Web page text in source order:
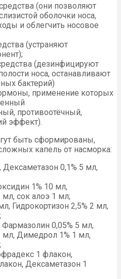
(они позволяют
оболочки носа,
и облегчить носовое
(устраняют
(дезинфицируют
носа, останавливают
бактерий)
применение которых
противоотёчный,
эффект).
быть сформированы,
капель от насморка:
Дексаметазон 0,1% 5 мл,
1% 10 мл,
мл, сок алоэ 1 мл;
Гидрокортизон 2,5% 2 мл,
0,05% 5 мл,
мл, Димедрол 1% 1 мл,
1 флакон,
Дексаметазон 1